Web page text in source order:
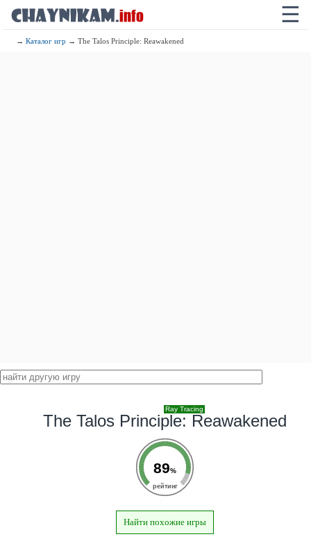
☰
→Каталог игр → The Talos Principle: Reawakened
Ray Tracing
The Talos Principle: Reawakened
89%
рейтинг
Найти похожие игры